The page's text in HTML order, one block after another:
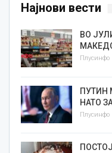
Најнови вести
ВО
Плусинфо
ПУТИН
НАТО
Плусинфо